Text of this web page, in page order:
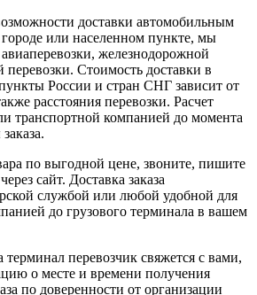
доставки автомобильным
или населенном пункте, мы
железнодорожной
Стоимость доставки в
России и стран СНГ зависит от
расстояния перевозки. Расчет
транспортной компанией до момента
по выгодной цене, звоните, пишите
сайт. Доставка заказа
службой или любой удобной для
до грузового терминала в вашем
перевозчик свяжется с вами,
о месте и времени получения
по доверенности от организации